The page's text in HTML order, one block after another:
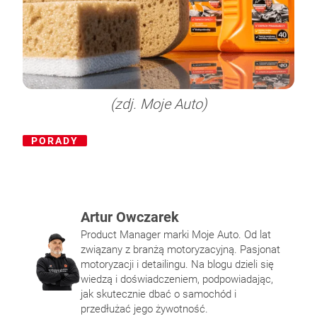
Pałeczki gąbkowe – do czego służą i jak ich
używać?
Norma emisji spalin – jakie są obecne
normy Unii europejskiej?
Na czym polega napełnianie klimatyzacji
samochodowej?
Felgi i opony – jak utrzymać ich dobrą
kondycję?
(zdj. Moje Auto)
PORADY
Artur Owczarek
Product Manager marki Moje Auto. Od lat
związany z branżą motoryzacyjną. Pasjonat
motoryzacji i detailingu. Na blogu dzieli się
wiedzą i doświadczeniem, podpowiadając,
jak skutecznie dbać o samochód i
przedłużać jego żywotność.